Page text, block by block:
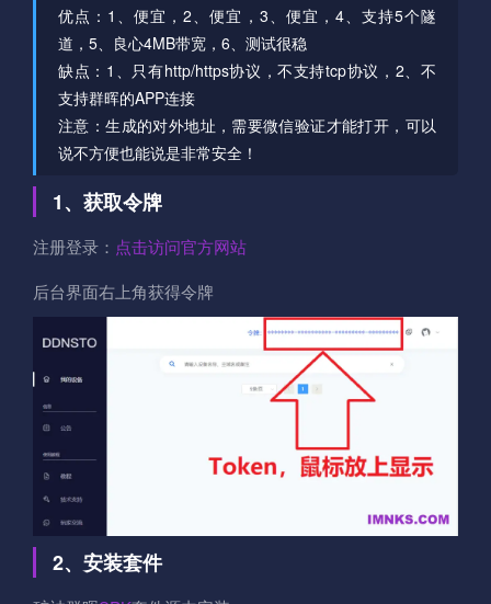
优点：1、便宜，2、便宜，3、便宜，4、支持5个隧
道，5、良心4MB带宽，6、测试很稳
缺点：1、只有http/https协议，不支持tcp协议，2、不
支持群晖的APP连接
注意：生成的对外地址，需要微信验证才能打开，可以
说不方便也能说是非常安全！
1、获取令牌
注册登录： 点击访问官方网站
后台界面右上角获得令牌
2、安装套件